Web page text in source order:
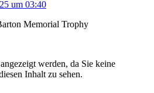
um 03:40
Memorial Trophy
werden, da Sie keine
Inhalt zu sehen.